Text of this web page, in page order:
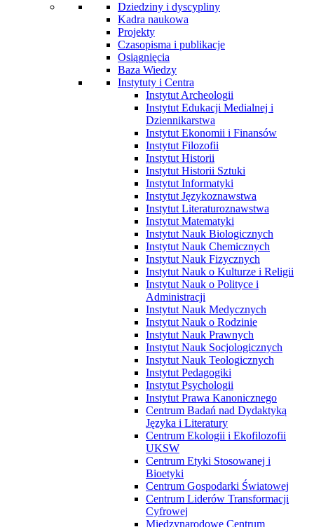
Dziedziny i dyscypliny
Kadra naukowa
Projekty
Czasopisma i publikacje
Osiągnięcia
Baza Wiedzy
Instytuty i Centra
Instytut Archeologii
Instytut Edukacji Medialnej i
Dziennikarstwa
Instytut Ekonomii i Finansów
Instytut Filozofii
Instytut Historii
Instytut Historii Sztuki
Instytut Informatyki
Instytut Językoznawstwa
Instytut Literaturoznawstwa
Instytut Matematyki
Instytut Nauk Biologicznych
Instytut Nauk Chemicznych
Instytut Nauk Fizycznych
Instytut Nauk o Kulturze i Religii
Instytut Nauk o Polityce i
Administracji
Instytut Nauk Medycznych
Instytut Nauk o Rodzinie
Instytut Nauk Prawnych
Instytut Nauk Socjologicznych
Instytut Nauk Teologicznych
Instytut Pedagogiki
Instytut Psychologii
Instytut Prawa Kanonicznego
Centrum Badań nad Dydaktyką
Języka i Literatury
Centrum Ekologii i Ekofilozofii
UKSW
Centrum Etyki Stosowanej i
Bioetyki
Centrum Gospodarki Światowej
Centrum Liderów Transformacji
Cyfrowej
Międzynarodowe Centrum